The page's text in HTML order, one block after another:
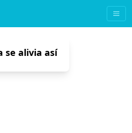
se alivia así